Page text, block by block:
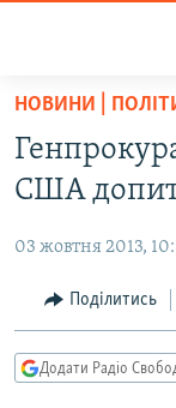
Перейти
основного
матеріалу
до
навігації
Перейти
до
ВСЕ ЗА ДОБУ
ПОЛІТИКА
ЕКОНОМІКА
КУЛЬТУРА
ВІЙНА
РОСІЙСЬКА
КРИМ.РЕАЛІЇ
НОВИНИ |
США
03 жовтня 2013,
Поділитись
Додати Радіо